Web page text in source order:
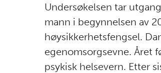
Undersøkelsen tar
mann i begynnelsen av
høysikkerhetsfengsel.
egenomsorgsevne. Året
psykisk helsevern. Etter